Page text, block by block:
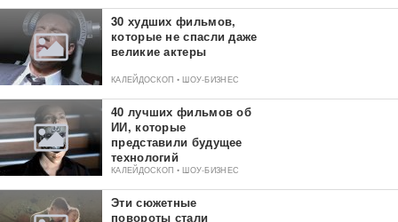
30 худших фильмов,
которые не спасли даже
великие актеры
КАЛЕЙДОСКОП • ШОУ-БИЗНЕС
40 лучших фильмов об
ИИ, которые
представили будущее
технологий
КАЛЕЙДОСКОП • ШОУ-БИЗНЕС
Эти сюжетные
повороты стали